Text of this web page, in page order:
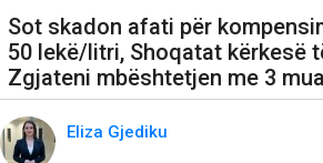
Sot skadon afati për
50 lekë/litri, Shoqatat kërkesë
Zgjateni mbështetjen me 3
Eliza Gjediku